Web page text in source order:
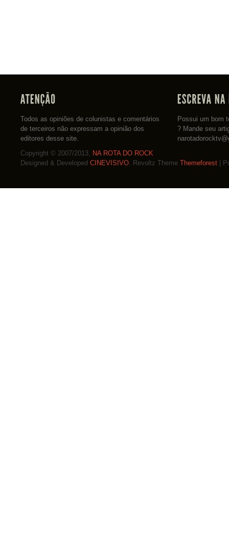
Todos as opiniões de colunistas e comentários
de terceiros não expressam a opinião dos
editores desse site.
Possui um bom
? Mande seu
Copyright © 2007/2013, NA ROTA DO ROCK
Designed & Developed CINEVISIVO. Revoltz Theme Themeforest |